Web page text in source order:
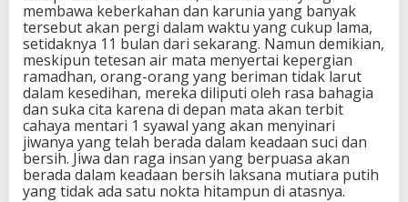
membawa keberkahan dan karunia yang banyak
tersebut akan pergi dalam waktu yang cukup lama,
setidaknya 11 bulan dari sekarang. Namun demikian,
meskipun tetesan air mata menyertai kepergian
ramadhan, orang-orang yang beriman tidak larut
dalam kesedihan, mereka diliputi oleh rasa bahagia
dan suka cita karena di depan mata akan terbit
cahaya mentari 1 syawal yang akan menyinari
jiwanya yang telah berada dalam keadaan suci dan
bersih. Jiwa dan raga insan yang berpuasa akan
berada dalam keadaan bersih laksana mutiara putih
yang tidak ada satu nokta hitampun di atasnya.